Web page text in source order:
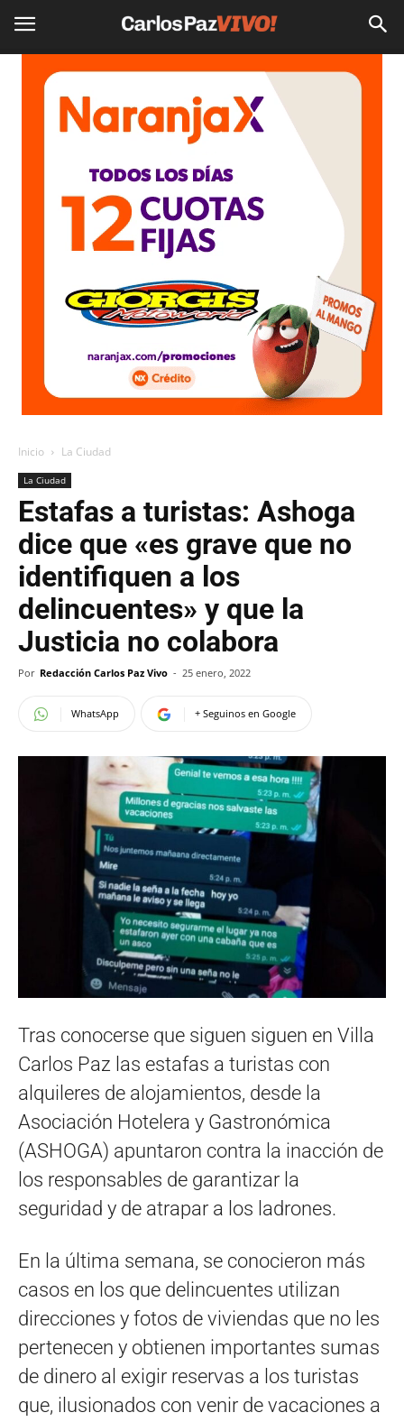
Inicio La Ciudad
La Ciudad
Estafas a turistas: Ashoga
dice que «es grave que no
identifiquen a los
delincuentes» y que la
Justicia no colabora
Por Redacción Carlos Paz Vivo - 25 enero, 2022
WhatsApp + Seguinos en Google
Tras conocerse que siguen siguen en Villa
Carlos Paz las estafas a turistas con
alquileres de alojamientos, desde la
Asociación Hotelera y Gastronómica
(ASHOGA) apuntaron contra la inacción de
los responsables de garantizar la
seguridad y de atrapar a los ladrones.
En la última semana, se conocieron más
casos en los que delincuentes utilizan
direcciones y fotos de viviendas que no les
pertenecen y obtienen importantes sumas
de dinero al exigir reservas a los turistas
que, ilusionados con venir de vacaciones a